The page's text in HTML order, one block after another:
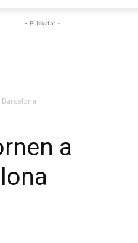
- Publicitat -
a